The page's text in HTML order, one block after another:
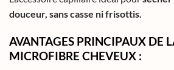
douceur, sans casse ni frisottis.
AVANTAGES PRINCIPAUX DE
MICROFIBRE CHEVEUX :